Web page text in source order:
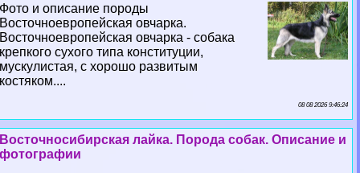
Фото и описание породы
Восточноевропейская овчарка.
Восточноевропейская овчарка - собака
крепкого сухого типа конституции,
мускулистая, с хорошо развитым
костяком....
08 08 2026 9:46:24
Восточносибирская лайка. Порода собак. Описание и
фотографии